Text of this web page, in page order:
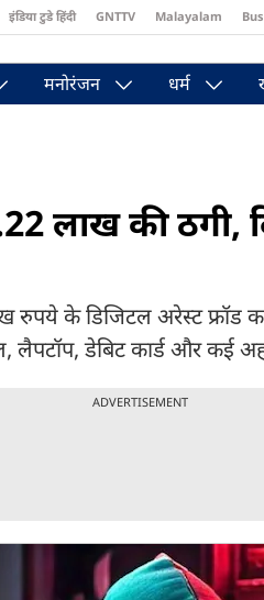
इंडिया टुडे हिंदी GNTTV Malayalam
मनोरंजन धर्म
लाख की ठगी,
रुपये के डिजिटल अरेस्ट फ्रॉड
लैपटॉप, डेबिट कार्ड और कई
ADVERTISEMENT